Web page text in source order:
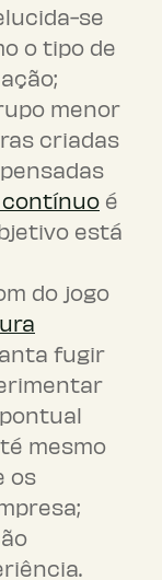
se
o tipo de
menor
criadas
é
está
do jogo
fugir
mesmo
os